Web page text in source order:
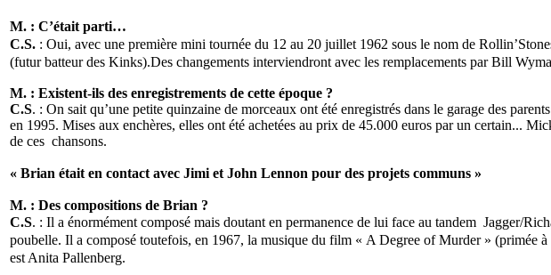
M. : C’était parti…
C.S. : Oui, avec une première mini tournée du 12 au 20 juillet 1962 sous le nom de
(futur batteur des Kinks).Des changements interviendront avec les remplacements par Bill
M. : Existent-ils des enregistrements de cette époque ?
C.S. : On sait qu’une petite quinzaine de morceaux ont été enregistrés dans le garage des
en 1995. Mises aux enchères, elles ont été achetées au prix de 45.000 euros par un certain...
de ces chansons.
« Brian était en contact avec Jimi et John Lennon pour des projets communs »
M. : Des compositions de Brian ?
C.S. : Il a énormément composé mais doutant en permanence de lui face au tandem Jagger/
poubelle. Il a composé toutefois, en 1967, la musique du film « A Degree of Murder » (primée
est Anita Pallenberg.